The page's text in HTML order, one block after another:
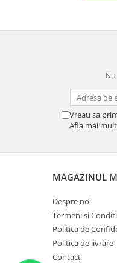
Vreau sa
Afla mai
MAGAZINUL
Despre noi
Termeni si
Politica de
Politica de livrare
Contact